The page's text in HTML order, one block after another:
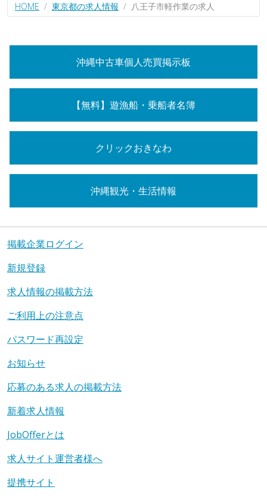
HOME 東京都の求人情報 八王子市軽作業の求人
沖縄中古車個人売買掲示板
【無料】遊漁船・乗船者名簿
クリックおきなわ
沖縄観光・生活情報
掲載企業ログイン
新規登録
求人情報の掲載方法
ご利用上の注意点
パスワード再設定
お知らせ
応募のある求人の掲載方法
新着求人情報
JobOfferとは
求人サイト運営者様へ
提携サイト